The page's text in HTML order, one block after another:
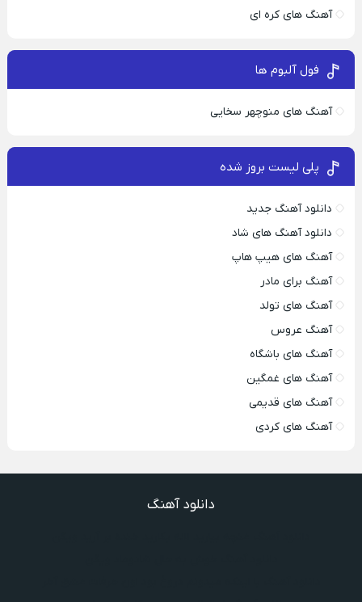
آهنگ های کره ای
فول آلبوم ها
آهنگ های منوچهر سخایی
پلی لیست بروز شده
دانلود آهنگ جدید
دانلود آهنگ های شاد
آهنگ های هیپ هاپ
آهنگ برای مادر
آهنگ های تولد
آهنگ عروس
آهنگ های باشگاه
آهنگ های غمگین
آهنگ های قدیمی
آهنگ های کردی
دانلود آهنگ